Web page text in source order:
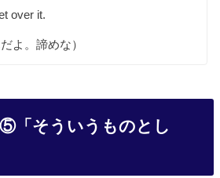
over it.
よ。諦めな）
「そういうものとし